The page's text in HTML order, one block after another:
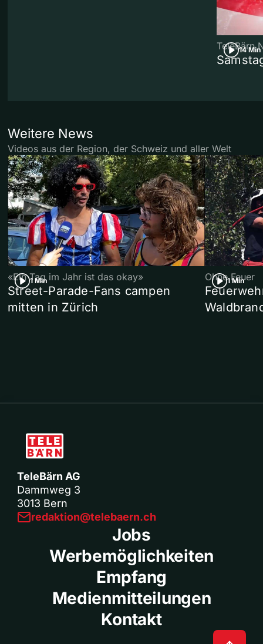
14 Min
TeleBärn
Weitere News
Videos aus der Region, der Schweiz und aller Welt
1 Min
«Ein Tag im Jahr ist das okay»
Street-Parade-Fans campen
mitten in Zürich
1 Min
Ohne Feuer
TeleBärn AG
Dammweg 3
3013 Bern
redaktion@telebaern.ch
Jobs
Werbemöglichkeiten
Empfang
Medienmitteilungen
Kontakt